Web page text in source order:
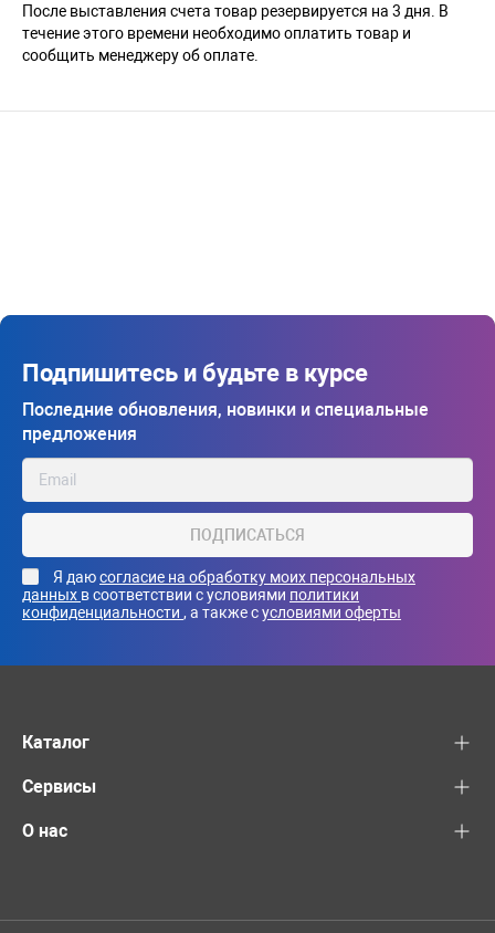
После выставления счета товар резервируется на 3 дня. В
течение этого времени необходимо оплатить товар и
сообщить менеджеру об оплате.
Подпишитесь и будьте в курсе
Последние обновления, новинки и специальные
предложения
ПОДПИСАТЬСЯ
Я даюсогласие на обработку моих персональных
данных в соответствии с условиями политики
конфиденциальности , а также сусловиями оферты
Каталог
Сервисы
О нас